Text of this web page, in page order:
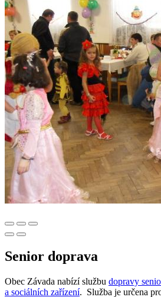
Senior doprava
Obec Závada nabízí službu dopravy
a sociálních zařízení. Služba je určena